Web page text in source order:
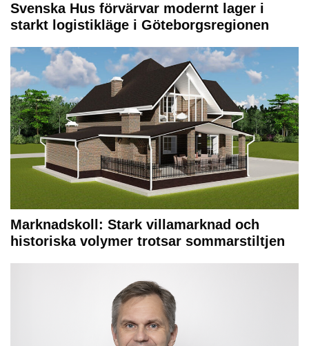
Svenska Hus förvärvar modernt lager i
starkt logistikläge i Göteborgsregionen
Marknadskoll: Stark villamarknad och
historiska volymer trotsar sommarstiltjen